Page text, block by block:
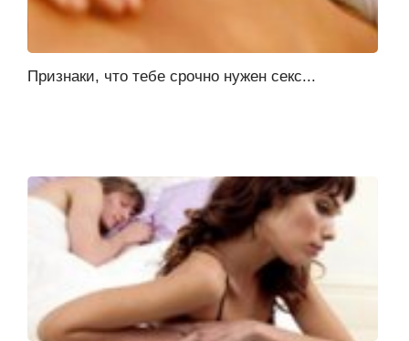
Признаки, что тебе срочно нужен секс...